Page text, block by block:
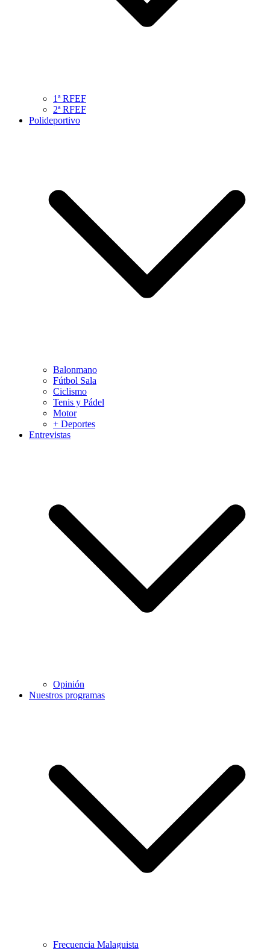
1ª RFEF
2ª RFEF
Polideportivo
Balonmano
Fútbol Sala
Ciclismo
Tenis y Pádel
Motor
+ Deportes
Entrevistas
Opinión
Nuestros programas
Frecuencia Malaguista